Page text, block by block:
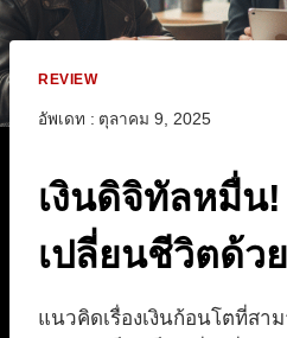
REVIEW
อัพเดท : ตุลาคม 9, 2025
เงินดิจิทัลหมื่น
เปลี่ยนชีวิตด้ว
แนวคิดเรื่องเงินก้อนโตที่สา